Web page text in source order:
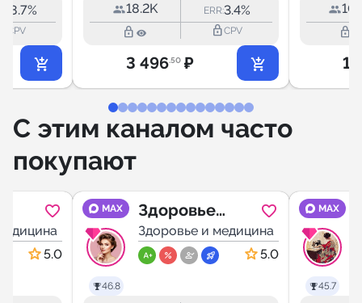
18.7%
CPV
18.2K ERR:3.4%
lock_outline lock_outlineCPV
3 496.50 ₽
lock_outline
1
С этим каналом часто
покупают
ПП 5.0
MAX
46.8
Здоровье
Красота
Похудение ПП
Здоровье и медицина
5.0
MAX
45.7